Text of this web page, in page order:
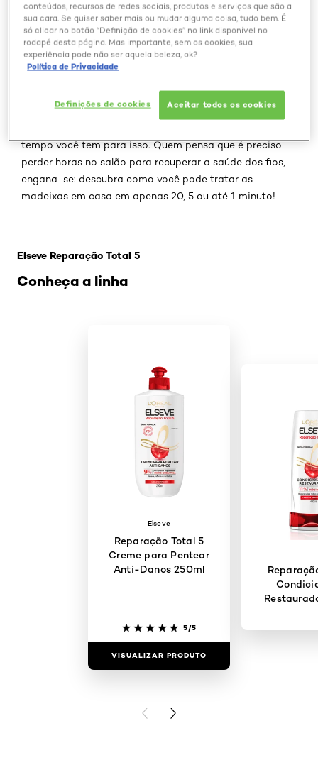
Pontas duplas, aspecto ressecado e falta de brilho?
danificado que está precisando de uma atenção extra.
Para isso, é importante integrar alguns cuidados
tempo você tem para isso. Quem pensa que é preciso
perder horas no salão para recuperar a saúde dos fios,
engana-se: descubra como você pode tratar as
madeixas em casa em apenas 20, 5 ou até 1 minuto!
Conheça a linha
Elseve Reparação Total 5
Elseve
Reparação Total 5
Creme para Pentear
Anti-Danos 250ml
5/5
VISUALIZAR PRODUTO
PREVIOUS CARD
NEXT CARD
conteúdos, recursos de redes sociais, produtos e serviços que são a
sua cara. Se quiser saber mais ou mudar alguma coisa, tudo bem. É
só clicar no botão “Definição de cookies” no link disponível no
rodapé desta página. Mas importante, sem os cookies, sua
experiência pode não ser aquela beleza, ok?
Política de Privacidade
Definições de cookies Aceitar todos os cookies